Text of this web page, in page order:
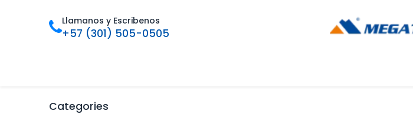
Llamanos y Escribenos
+57 (301) 505-0505
Categories